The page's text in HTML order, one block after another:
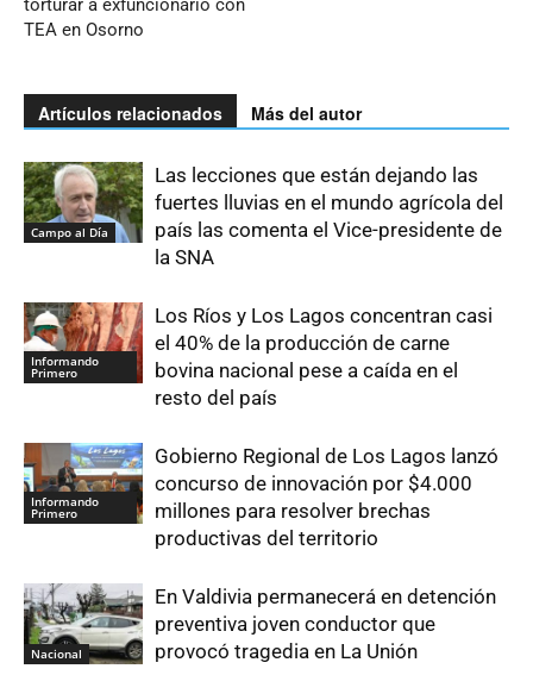
torturar a exfuncionario con
TEA en Osorno
Artículos relacionados Más del autor
Campo al Día
Las lecciones que están dejando las
fuertes lluvias en el mundo agrícola del
país las comenta el Vice-presidente de
la SNA
Informando
Primero
Los Ríos y Los Lagos concentran casi
el 40% de la producción de carne
bovina nacional pese a caída en el
resto del país
Informando
Primero
Gobierno Regional de Los Lagos lanzó
concurso de innovación por $4.000
millones para resolver brechas
productivas del territorio
Nacional
En Valdivia permanecerá en detención
preventiva joven conductor que
provocó tragedia en La Unión